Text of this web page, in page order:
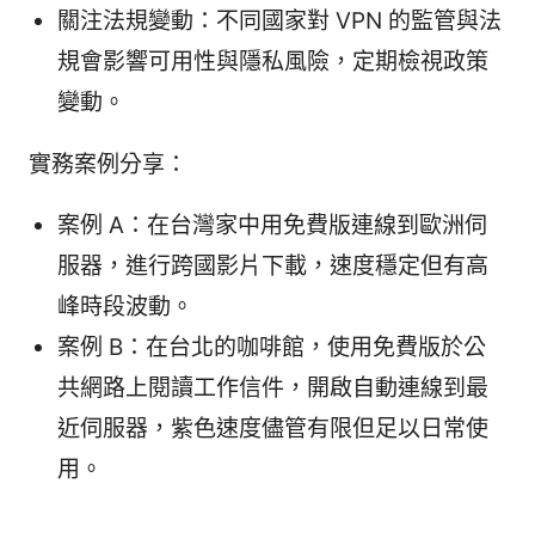
關注法規變動：不同國家對 VPN 的監管與法
規會影響可用性與隱私風險，定期檢視政策
變動。
實務案例分享：
案例 A：在台灣家中用免費版連線到歐洲伺
服器，進行跨國影片下載，速度穩定但有高
峰時段波動。
案例 B：在台北的咖啡館，使用免費版於公
共網路上閱讀工作信件，開啟自動連線到最
近伺服器，紫色速度儘管有限但足以日常使
用。